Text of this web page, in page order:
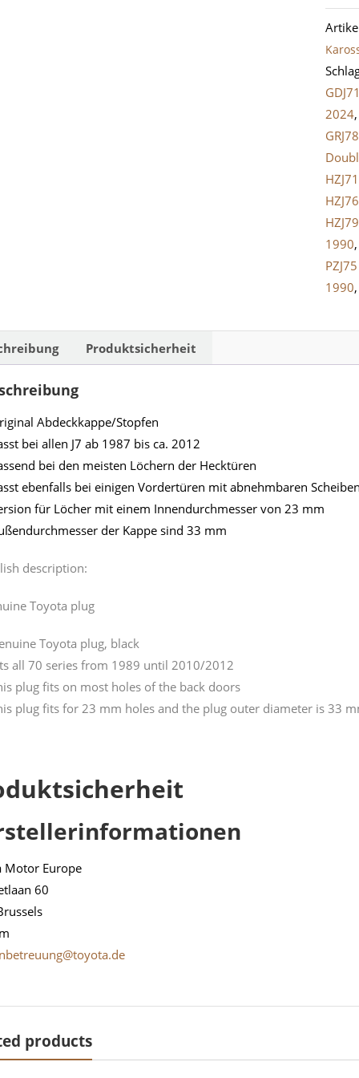
/
für
2024
HZJ71
HZJ76
1990
1990
Produktsicherheit
Abdeckkappe/Stopfen
bei allen J7 ab 1987 bis ca. 2012
bei den meisten Löchern der Hecktüren
ebenfalls bei einigen Vordertüren mit abnehmbaren
für Löcher mit einem Innendurchmesser von 23 mm
der Kappe sind 33 mm
description:
Toyota plug
Toyota plug, black
all 70 series from 1989 until 2010/2012
plug fits on most holes of the back doors
plug fits for 23 mm holes and the plug outer diameter is 33
Motor Europe
60
products